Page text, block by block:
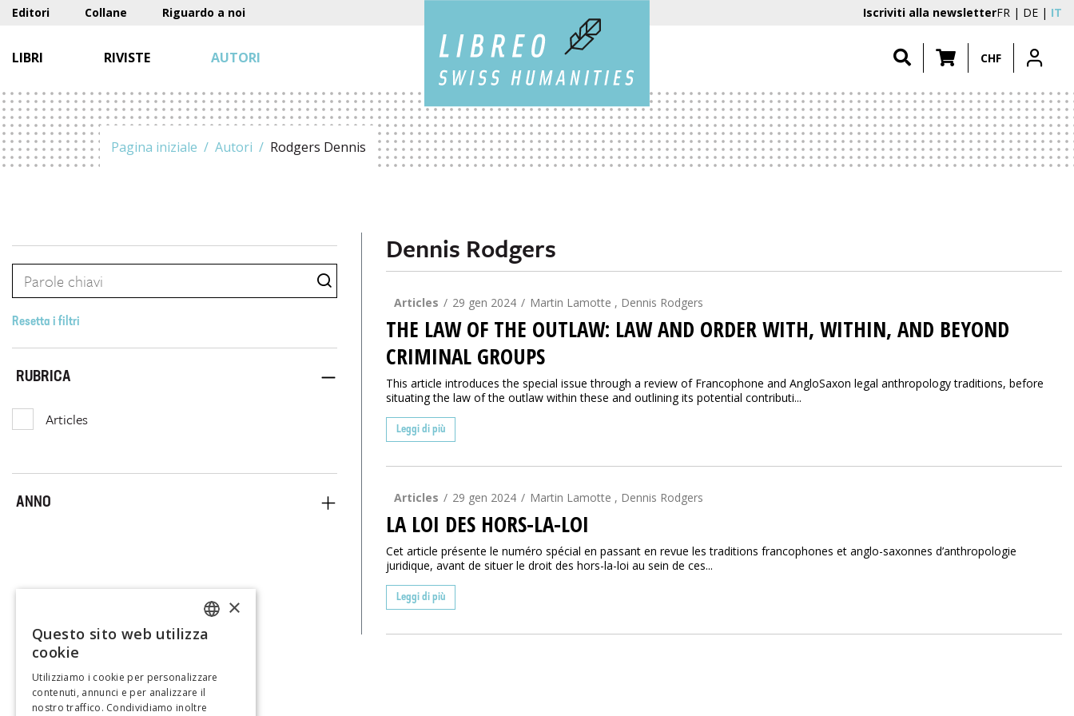
Editori Collane Riguardo a noi Iscriviti alla newsletterFR DE IT
LIBRI RIVISTE AUTORI CHF
Pagina iniziale Autori Rodgers Dennis
Resetta i filtri
RUBRICA
Articles
ANNO
Dennis Rodgers
Articles 29 gen 2024 Martin Lamotte , Dennis Rodgers
THE LAW OF THE OUTLAW: LAW AND ORDER WITH, WITHIN, AND BEYOND
CRIMINAL GROUPS
This article introduces the special issue through a review of Francophone and AngloSaxon legal anthropology traditions, before
situating the law of the outlaw within these and outlining its potential contributi...
Leggi di più
Articles 29 gen 2024 Martin Lamotte , Dennis Rodgers
LA LOI DES HORS-LA-LOI
Cet article présente le numéro spécial en passant en revue les traditions francophones et anglo-saxonnes d’anthropologie
juridique, avant de situer le droit des hors-la-loi au sein de ces...
Leggi di più
FRENCH
×
Questo sito web utilizza
cookie
Utilizziamo i cookie per personalizzare
contenuti, annunci e per analizzare il
nostro traffico. Condividiamo inoltre